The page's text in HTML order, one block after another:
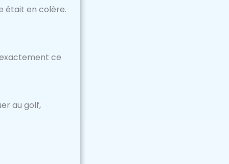
était en colère.
ce
au golf,